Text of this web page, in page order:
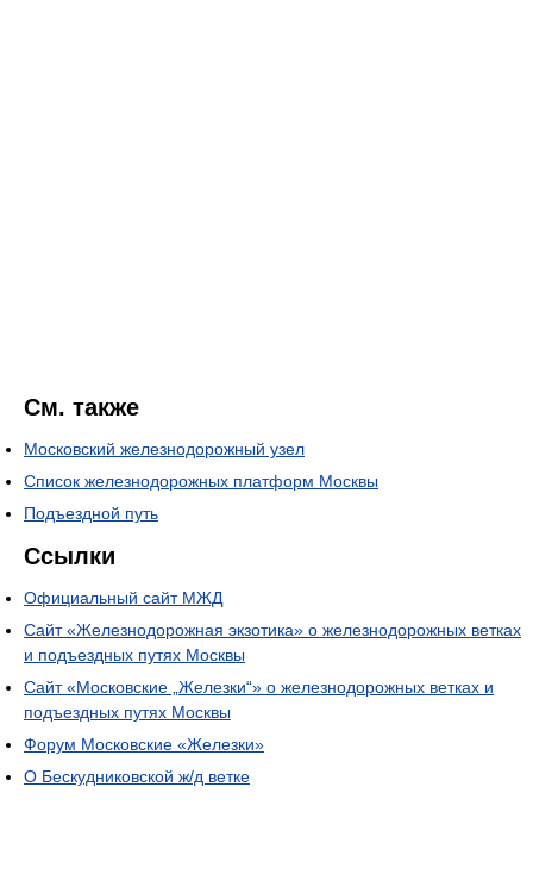
См. также
Московский железнодорожный узел
Список железнодорожных платформ Москвы
Подъездной путь
Ссылки
Официальный сайт МЖД
Сайт «Железнодорожная экзотика» о железнодорожных ветках
и подъездных путях Москвы
Сайт «Московские „Железки“» о железнодорожных ветках и
подъездных путях Москвы
Форум Московские «Железки»
О Бескудниковской ж/д ветке